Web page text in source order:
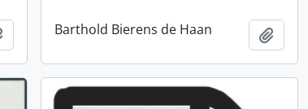
Ajouter au presse-papier
Barthold Bierens de Haan